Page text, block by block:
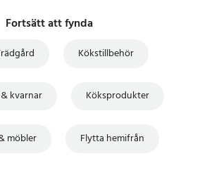
Fortsätt att fynda
Kökstillbehör
kvarnar Köksprodukter
möbler Flytta hemifrån